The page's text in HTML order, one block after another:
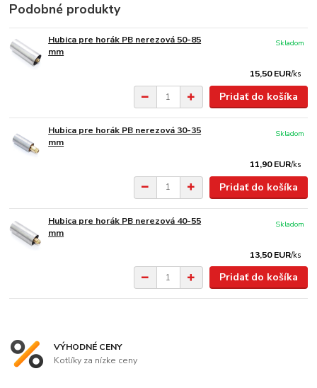
Podobné produkty
Hubica pre horák PB nerezová 50-85
mm
15,50 EUR/ks
Skladom
Pridať do košíka
Hubica pre horák PB nerezová 30-35
mm
11,90 EUR/ks
Skladom
Pridať do košíka
Hubica pre horák PB nerezová 40-55
mm
13,50 EUR/ks
Skladom
Pridať do košíka
VÝHODNÉ CENY
Kotlíky za nízke ceny